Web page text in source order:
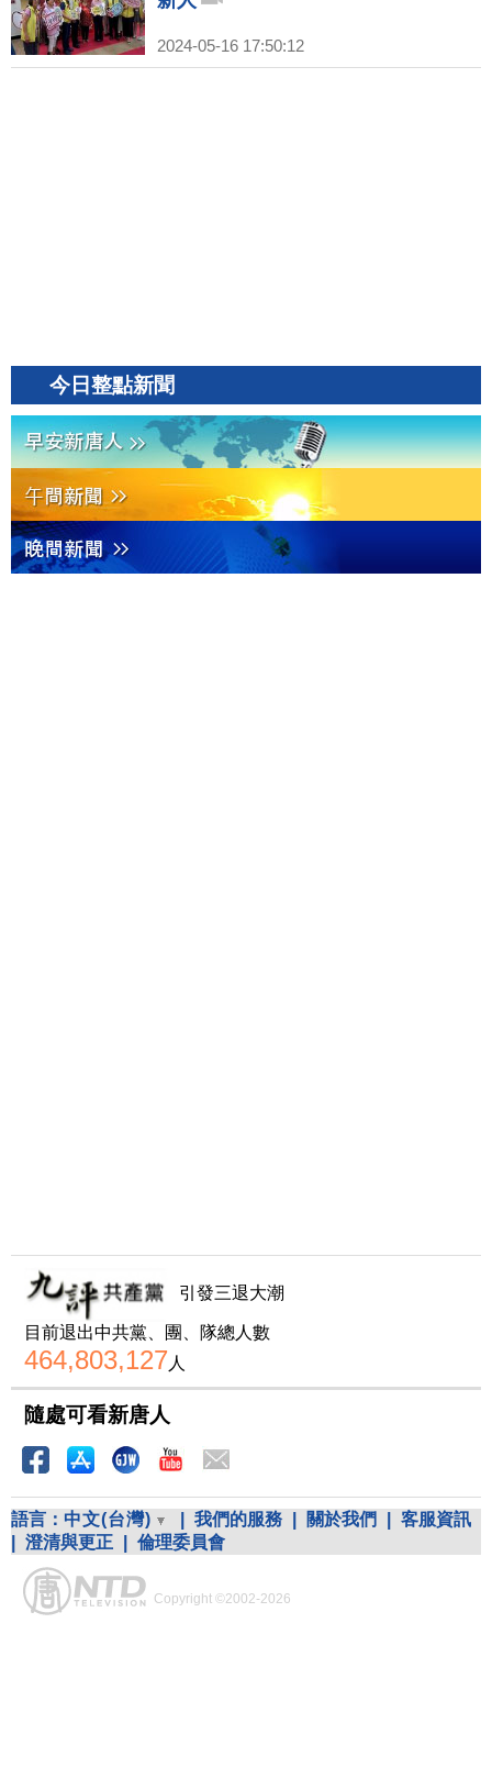
2024-05-16 17:50:12
今日整點新聞
引發三退大潮
目前退出中共黨、團、隊總人數
464,803,127人
隨處可看新唐人
語言： 中文(台灣) 我們的服務 關於我們
客服資訊
澄清與更正 倫理委員會
Copyright ©2002-2026